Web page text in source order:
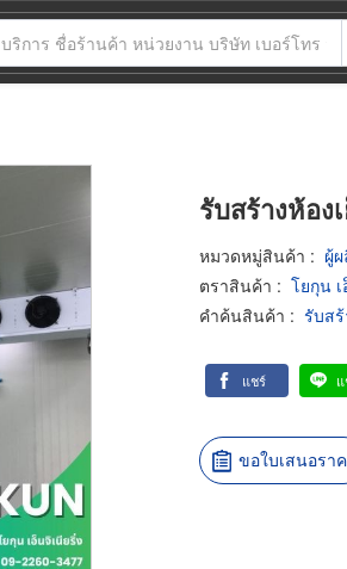
รับสร้างห้อ
หมวดหมู่สินค้า : ผู้
ตราสินค้า : โยกุน
คำค้นสินค้า : รับส
แชร์
ขอใบเสนอรา